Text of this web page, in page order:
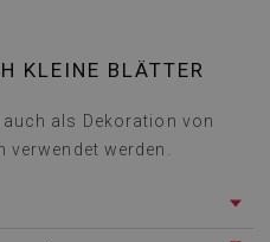
KLEINE BLÄTTER
auch als Dekoration von
werden.